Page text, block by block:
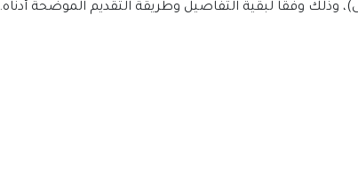
وذلك وفقاً لبقية التفاصيل وطريقة التقديم الموضحة أدناه.